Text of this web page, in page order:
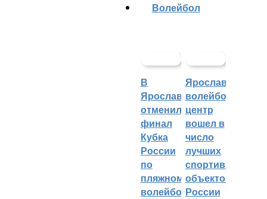
Волейбол
В
Ярославле
отменили
финал
Кубка
России
по
пляжному
волейболу
Ярославский
волейбольный
центр
вошел в
число
лучших
спортивных
объектов
России